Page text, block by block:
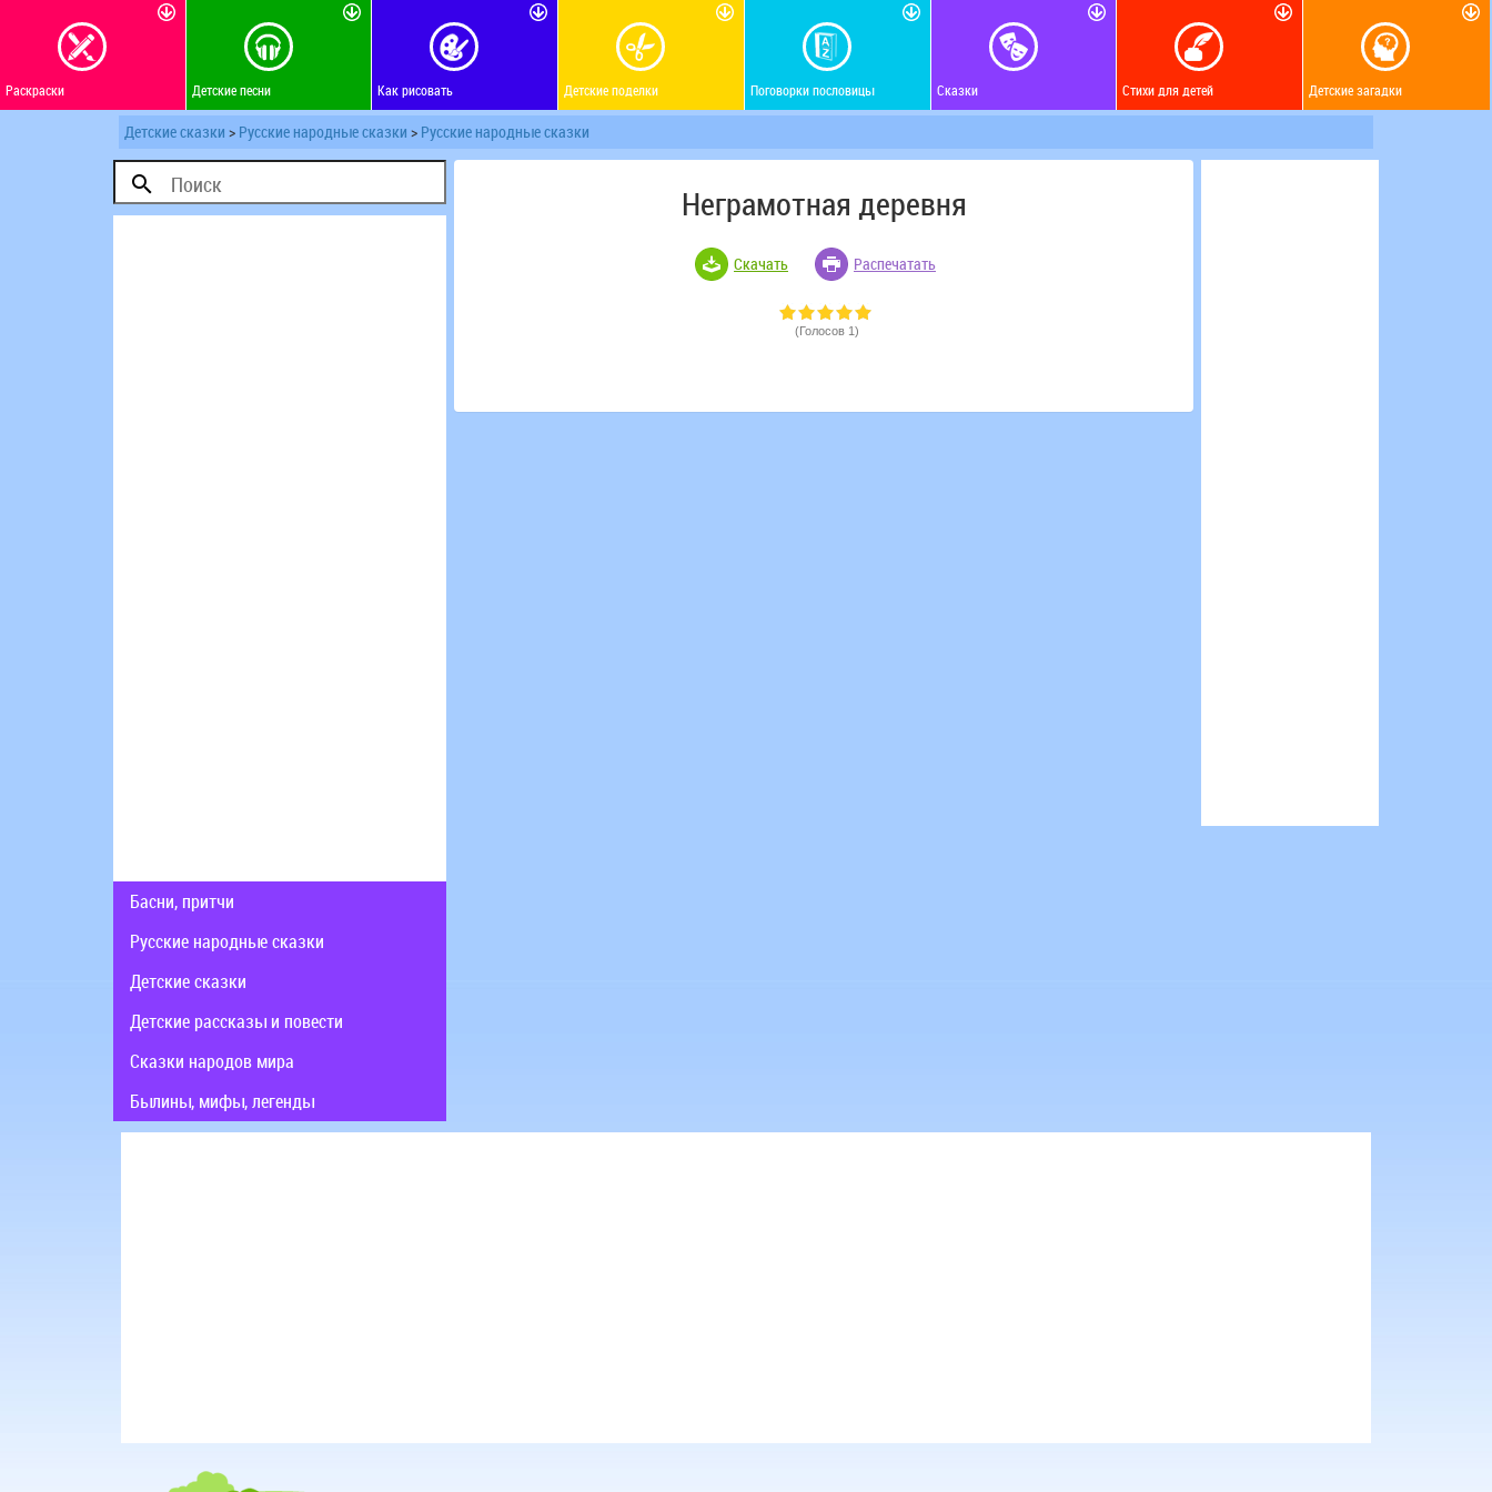
Раскраски Детские песни Как рисовать Детские поделки Поговорки пословицы Сказки Стихи для детей Детские загадки
Детские сказки > Русские народные сказки > Русские народные сказки
Басни, притчи
Русские народные сказки
Детские сказки
Детские рассказы и повести
Сказки народов мира
Былины, мифы, легенды
Неграмотная деревня
Скачать Распечатать
(Голосов 1)